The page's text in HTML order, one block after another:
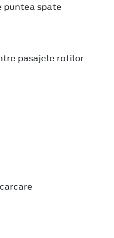
puntea spate
pasajele rotilor